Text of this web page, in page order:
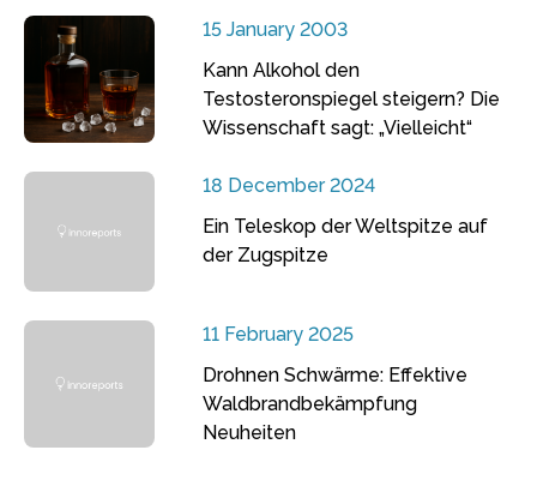
15 January 2003
Kann Alkohol den
Testosteronspiegel steigern? Die
Wissenschaft sagt: „Vielleicht“
18 December 2024
Ein Teleskop der Weltspitze auf
der Zugspitze
11 February 2025
Drohnen Schwärme: Effektive
Waldbrandbekämpfung
Neuheiten